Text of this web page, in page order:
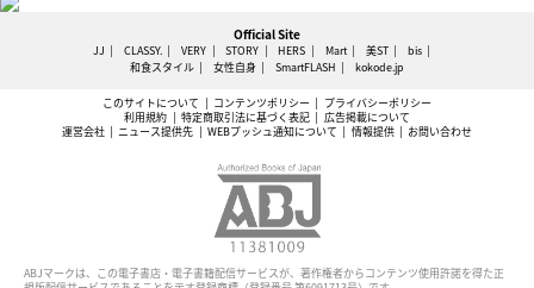
Official Site
JJ CLASSY. VERY STORY HERS Mart 美ST
bis
和食スタイル
女性自身 SmartFLASH kokode.jp
このサイトについて コンテンツポリシー
プライバシーポリシー
利用規約
特定商取引法に基づく表記
広告掲載について
運営会社
ニュース提供先 WEBプッシュ通知について 情報提供 お問い合わせ
ABJマークは、この電子書店・電子書籍配信サービスが、著作権者からコンテンツ使用許諾を得た正